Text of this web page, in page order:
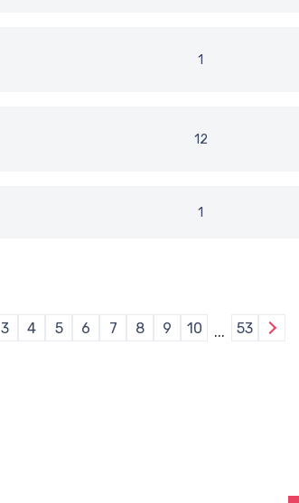
1
12
1
3 4 5 6 7 8 9 10 ... 53